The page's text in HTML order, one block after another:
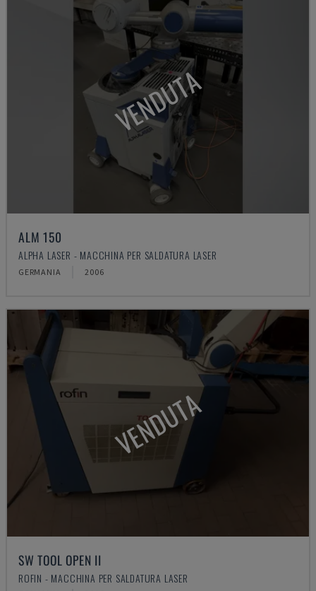
VENDUTA
ALM 150
ALPHA LASER - MACCHINA PER SALDATURA LASER
GERMANIA 2006
VENDUTA
SW TOOL OPEN II
ROFIN - MACCHINA PER SALDATURA LASER